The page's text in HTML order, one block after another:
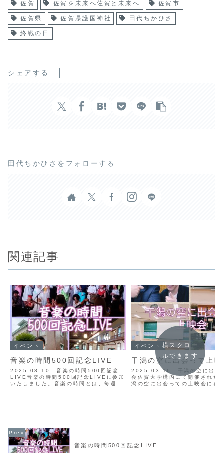
佐賀 佐賀を未来へ佐賀と未来へ 佐賀市
佐賀県 佐賀県護国神社 田代ちかひさ
終戦の日
シェアする
田代ちかひさをフォローする
関連記事
イベント
音楽の時間500回記念LIVE
2025.08.10 音楽の時間500回記念
LIVE音楽の時間500回記念LIVEに参加
いたしました。音楽の時間とは、毎週金
イベント
干潟の空に出会って上
2025.03.16 干潟の空に出会
会佐賀大学構内にて開催された
潟の空に出会っての上映会に参
横スクロー
ルできます
音楽の時間500回記念LIVE